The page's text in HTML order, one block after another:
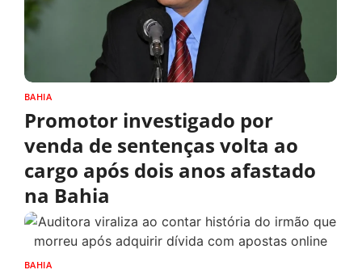
BAHIA
Promotor investigado por
venda de sentenças volta ao
cargo após dois anos afastado
na Bahia
BAHIA